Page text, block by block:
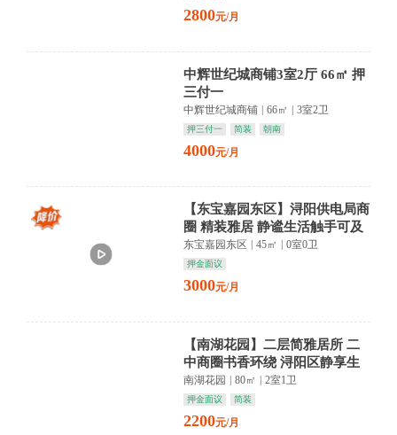
2800元/月
中辉世纪城商铺3室2厅 66㎡ 押
三付一
中辉世纪城商铺 | 66㎡ | 3室2卫
押三付一 简装 朝南
4000元/月
【东宝嘉园东区】浔阳供电局商
圈 精装雅居 静谧生活触手可及
东宝嘉园东区 45㎡ 0室0卫
押金面议
3000元/月
【南湖花园】二层简雅居所 二
中商圈书香环绕 浔阳区静享生
活
南湖花园 | 80㎡ | 2室1卫
押金面议 简装
2200元/月